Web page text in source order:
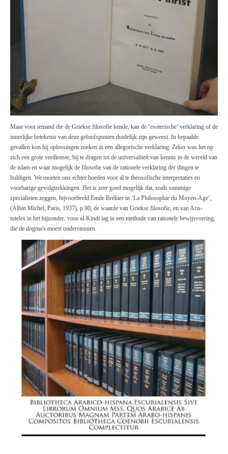
Maar voor iemand die de Griekse filosofie kende, kan de ‘esoterische’ verklaring of de
innerlijke betekenis van deze geloofspunten duidelijk zijn geweest. In bepaalde
gevallen kon hij oplossingen zoeken in een allegorische verklaring. Zeker was het op
zich een grote verdienste, bij te dragen tot de universaliteit van kennis in de wereld van
de islam en waar mogelijk de filosofie van de rationele verklaring der dingen te
huldigen. We moeten ons echter hoeden voor al te theosofische interpretaties en
voorbarige gevolgtrekkingen. Het is zeer goed mogelijk dat, zoals sommige
specialisten zeggen, bijvoorbeeld Emile Bréhier in ‘La Philosophie du Moyen-Age’,
(Albin Michel, Paris, 1937), p.90, de waarde van Griekse filosofie, en van Aris-
toteles in het bijzonder, voor al-Kindi lag in een methode van rationele bewijsvoering,
die de dogma's moest ondersteunen.